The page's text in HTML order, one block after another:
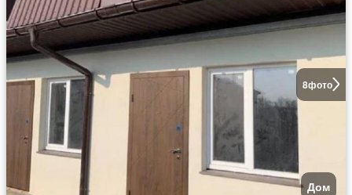
8фото
Дом